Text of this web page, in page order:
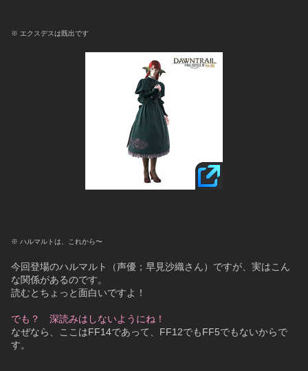
※ エクスデスは既出です
※ ハルマルトは、これから〜
今回登場のハルマルト（声優；早見沙織さん）ですが、実はこん
な関係があるのです。
読むとちょっと面白いですよ！
でも？　深読みはしないようにね！
なぜなら、ここはFF14であって、FF12でもFF5でもないからで
す。